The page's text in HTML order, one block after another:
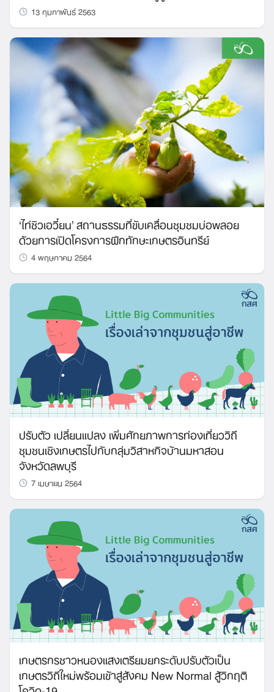
13 กุมภาพันธ์ 2563
‘ไท่ซิวเอวี๋ยน’ สถานธรรมที่ขับเคลื่อนชุมชมบ่อพลอย
ด้วยการเปิดโครงการฝึกทักษะเกษตรอินทรีย์
4 พฤษภาคม 2564
ปรับตัว เปลี่ยนแปลง เพิ่มศักยภาพการท่องเที่ยววิถี
ชุมชนเชิงเกษตรไปกับกลุ่มวิสาหกิจบ้านมหาสอน
จังหวัดลพบุรี
7 เมษายน 2564
เกษตรกรชาวหนองแสงเตรียมยกระดับปรับตัวเป็น
เกษตรวิถีใหม่พร้อมเข้าสู่สังคม New Normal สู้วิกฤติ